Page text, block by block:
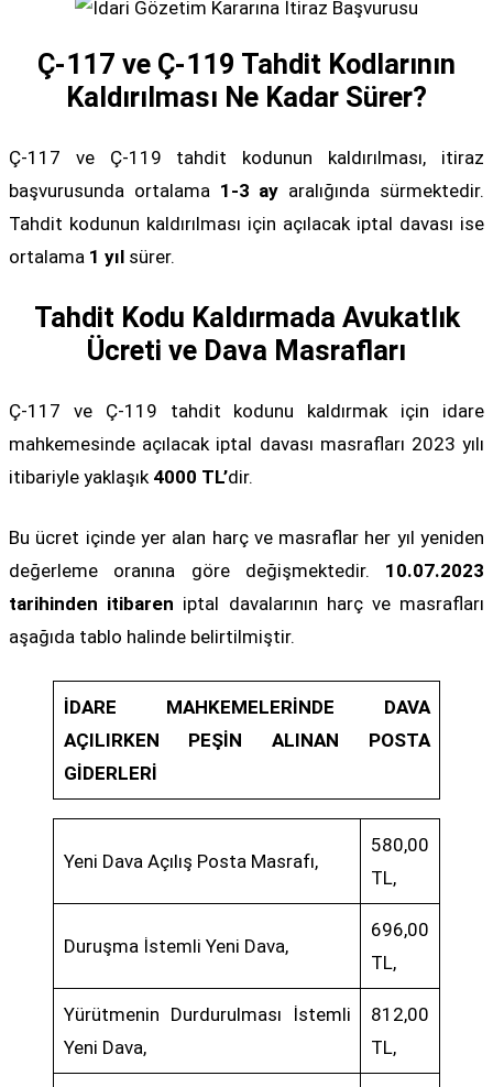
Ç-117 ve Ç-119 Tahdit Kodlarının
Kaldırılması Ne Kadar Sürer?
Ç-117 ve Ç-119 tahdit kodunun kaldırılması, itiraz
başvurusunda ortalama 1-3 ay aralığında sürmektedir.
Tahdit kodunun kaldırılması için açılacak iptal davası ise
ortalama 1 yıl sürer.
Tahdit Kodu Kaldırmada Avukatlık
Ücreti ve Dava Masrafları
Ç-117 ve Ç-119 tahdit kodunu kaldırmak için idare
mahkemesinde açılacak iptal davası masrafları 2023 yılı
itibariyle yaklaşık4000 TL’dir.
Bu ücret içinde yer alan harç ve masraflar her yıl yeniden
değerleme oranına göre değişmektedir. 10.07.2023
tarihinden itibaren iptal davalarının harç ve masrafları
aşağıda tablo halinde belirtilmiştir.
İDARE MAHKEMELERİNDE DAVA
AÇILIRKEN PEŞİN ALINAN POSTA
GİDERLERİ
Yeni Dava Açılış Posta Masrafı,
580,00
TL,
Duruşma İstemli Yeni Dava,
696,00
TL,
Yürütmenin Durdurulması İstemli
Yeni Dava,
812,00
TL,